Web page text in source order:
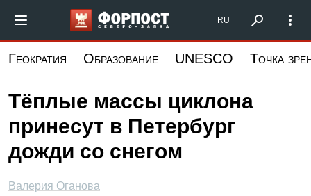
основному
Форпост Северо-Запад
RU
Геократия Образование UNESCO Точка
Тёплые массы циклона
принесут в Петербург
дожди со снегом
Валерия Оганова